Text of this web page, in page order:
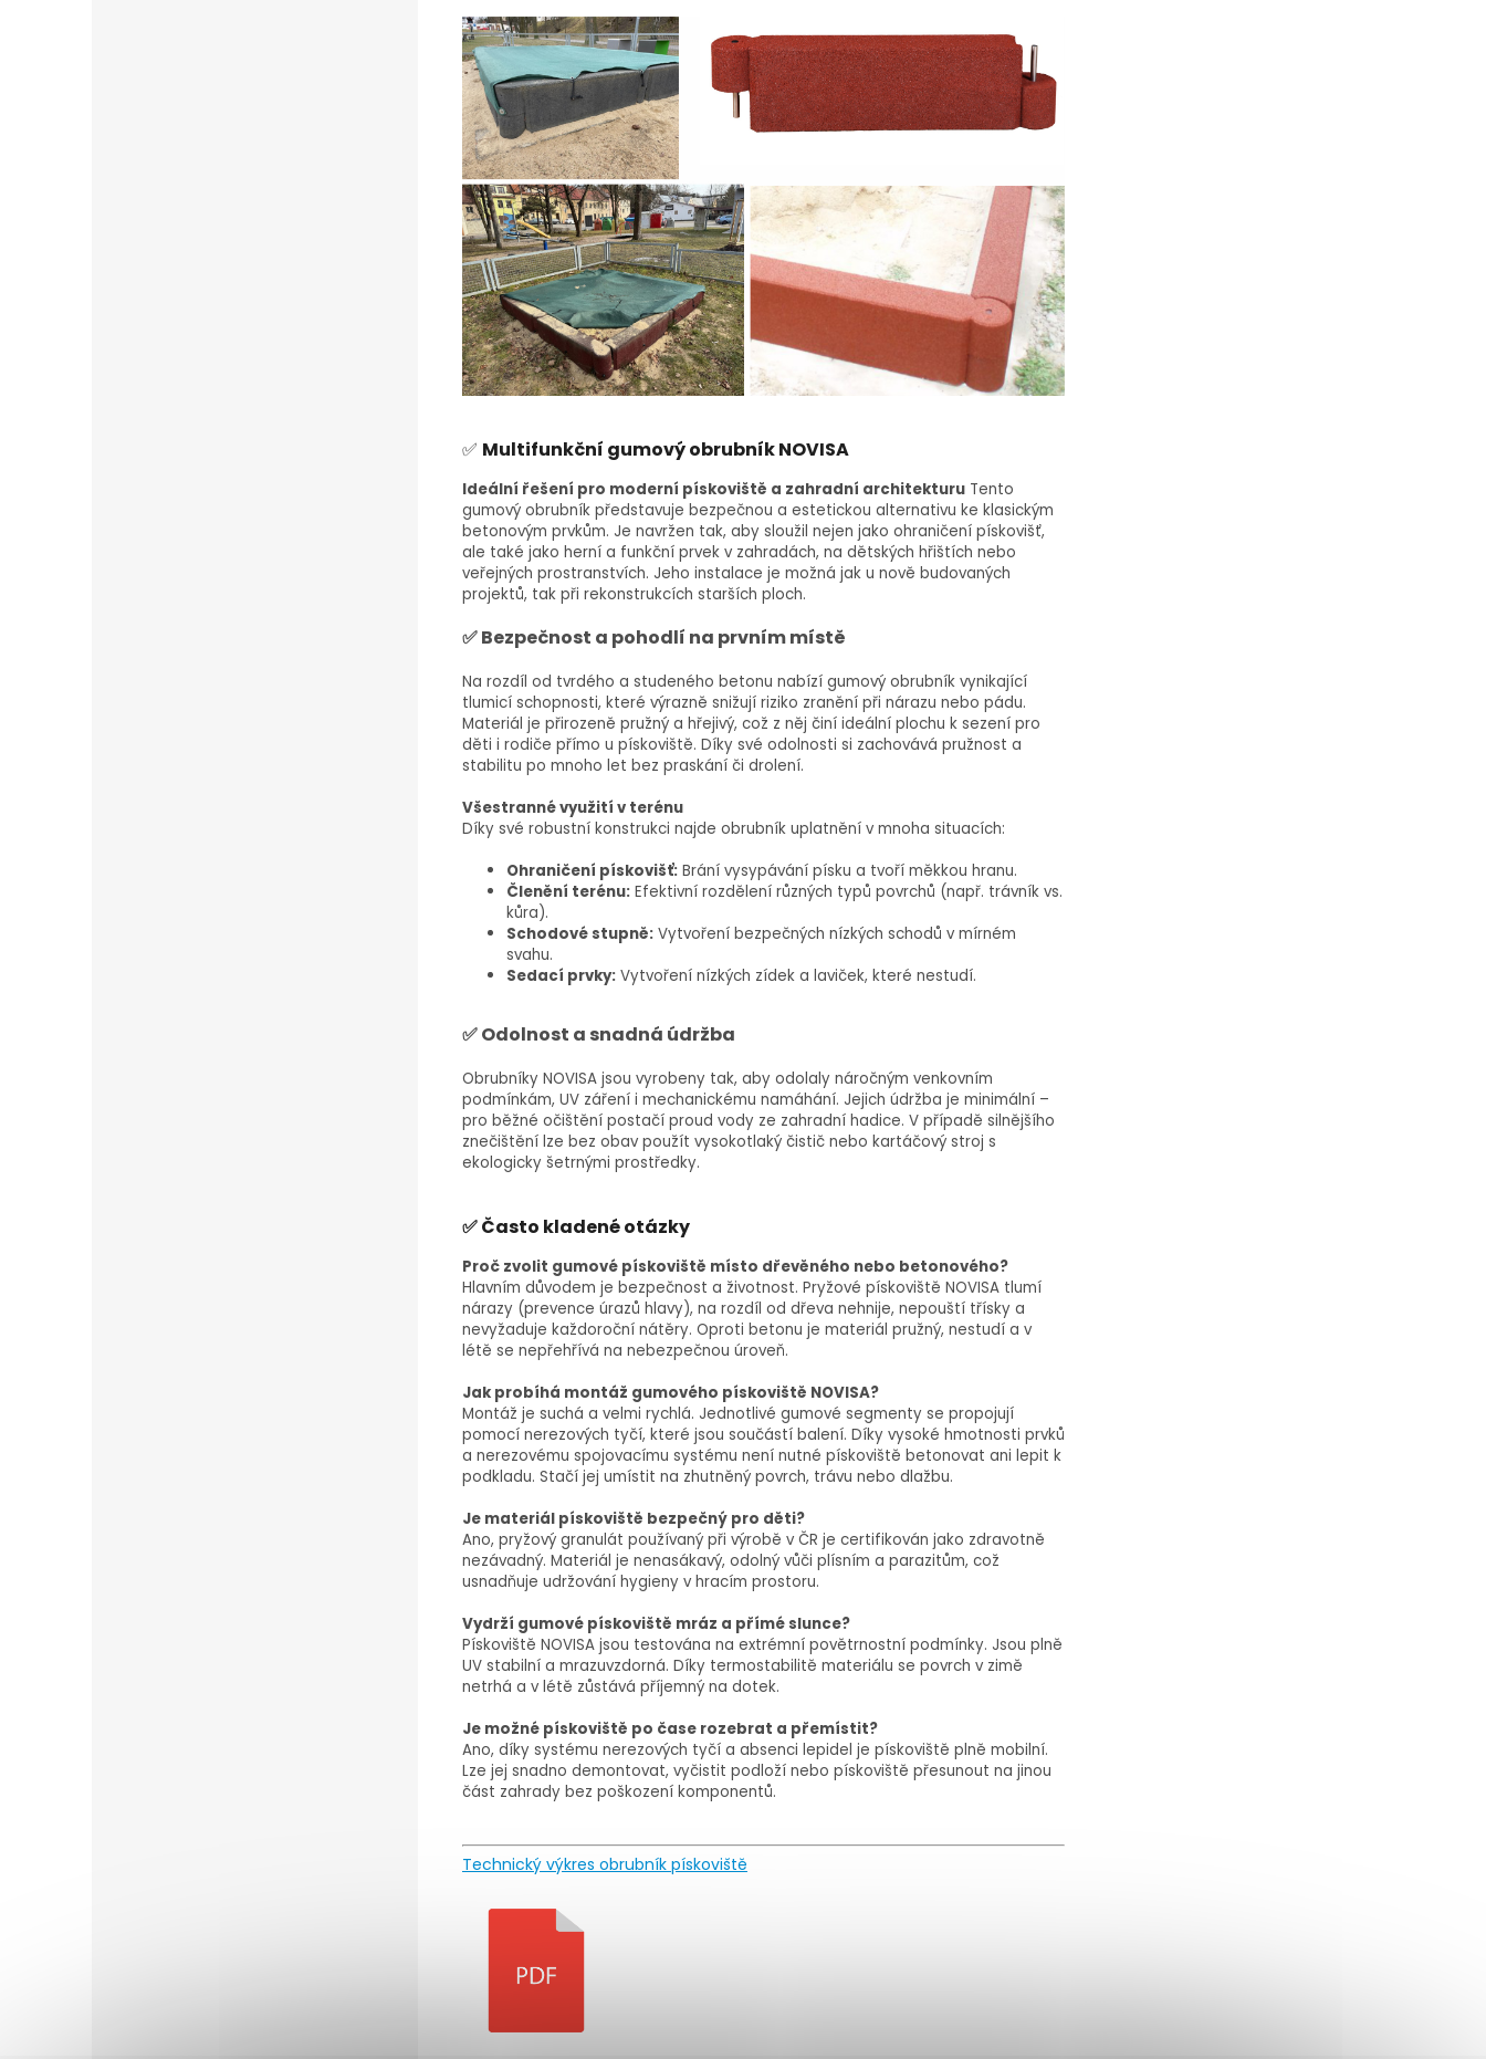
✅ Multifunkční gumový obrubník NOVISA
Ideální řešení pro moderní pískoviště a zahradní architekturu Tento
gumový obrubník představuje bezpečnou a estetickou alternativu ke klasickým
betonovým prvkům. Je navržen tak, aby sloužil nejen jako ohraničení pískovišť,
ale také jako herní a funkční prvek v zahradách, na dětských hřištích nebo
veřejných prostranstvích. Jeho instalace je možná jak u nově budovaných
projektů, tak při rekonstrukcích starších ploch.
✅ Bezpečnost a pohodlí na prvním místě
Na rozdíl od tvrdého a studeného betonu nabízí gumový obrubník vynikající
tlumicí schopnosti, které výrazně snižují riziko zranění při nárazu nebo pádu.
Materiál je přirozeně pružný a hřejivý, což z něj činí ideální plochu k sezení pro
děti i rodiče přímo u pískoviště. Díky své odolnosti si zachovává pružnost a
stabilitu po mnoho let bez praskání či drolení.
Všestranné využití v terénu
Díky své robustní konstrukci najde obrubník uplatnění v mnoha situacích:
Ohraničení pískovišť: Brání vysypávání písku a tvoří měkkou hranu.
Členění terénu: Efektivní rozdělení různých typů povrchů (např. trávník vs.
kůra).
Schodové stupně: Vytvoření bezpečných nízkých schodů v mírném
svahu.
Sedací prvky: Vytvoření nízkých zídek a laviček, které nestudí.
✅ Odolnost a snadná údržba
Obrubníky NOVISA jsou vyrobeny tak, aby odolaly náročným venkovním
podmínkám, UV záření i mechanickému namáhání. Jejich údržba je minimální –
pro běžné očištění postačí proud vody ze zahradní hadice. V případě silnějšího
znečištění lze bez obav použít vysokotlaký čistič nebo kartáčový stroj s
ekologicky šetrnými prostředky.
✅ Často kladené otázky
Proč zvolit gumové pískoviště místo dřevěného nebo betonového?
Hlavním důvodem je bezpečnost a životnost. Pryžové pískoviště NOVISA tlumí
nárazy (prevence úrazů hlavy), na rozdíl od dřeva nehnije, nepouští třísky a
nevyžaduje každoroční nátěry. Oproti betonu je materiál pružný, nestudí a v
létě se nepřehřívá na nebezpečnou úroveň.
Jak probíhá montáž gumového pískoviště NOVISA?
Montáž je suchá a velmi rychlá. Jednotlivé gumové segmenty se propojují
pomocí nerezových tyčí, které jsou součástí balení. Díky vysoké hmotnosti prvků
a nerezovému spojovacímu systému není nutné pískoviště betonovat ani lepit k
podkladu. Stačí jej umístit na zhutněný povrch, trávu nebo dlažbu.
Je materiál pískoviště bezpečný pro děti?
Ano, pryžový granulát používaný při výrobě v ČR je certifikován jako zdravotně
nezávadný. Materiál je nenasákavý, odolný vůči plísním a parazitům, což
usnadňuje udržování hygieny v hracím prostoru.
Vydrží gumové pískoviště mráz a přímé slunce?
Pískoviště NOVISA jsou testována na extrémní povětrnostní podmínky. Jsou plně
UV stabilní a mrazuvzdorná. Díky termostabilitě materiálu se povrch v zimě
netrhá a v létě zůstává příjemný na dotek.
Je možné pískoviště po čase rozebrat a přemístit?
Ano, díky systému nerezových tyčí a absenci lepidel je pískoviště plně mobilní.
Lze jej snadno demontovat, vyčistit podloží nebo pískoviště přesunout na jinou
část zahrady bez poškození komponentů.
Technický výkres obrubník pískoviště